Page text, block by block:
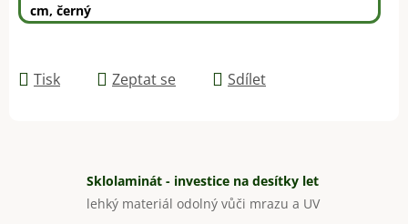
cm, černý
Tisk Zeptat se Sdílet
Sklolaminát - investice na desítky let
lehký materiál odolný vůči mrazu a UV